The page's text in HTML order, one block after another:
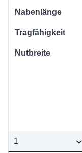
Nabenlänge
Tragfähigkeit
Nutbreite